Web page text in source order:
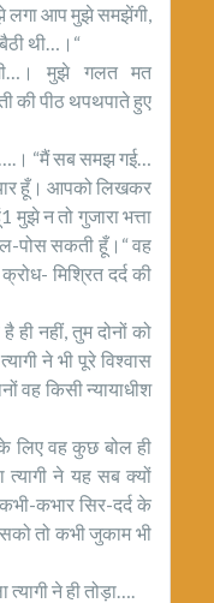
आप मुझे समझेंगी,
थी…।“
मुझे गलत मत
की पीठ थपथपाते हुए
“मैं सब समझ गई…
हूँ। आपको लिखकर
न तो गुजारा भत्ता
पोस सकती हूँ।“ वह
मिश्रित दर्द की
ही नहीं, तुम दोनों को
ने भी पूरे विश्वास
वह किसी न्यायाधीश
लिए वह कुछ बोल ही
ने यह सब क्यों
कभार सिर-दर्द के
तो कभी जुकाम भी
ने ही तोड़ा….